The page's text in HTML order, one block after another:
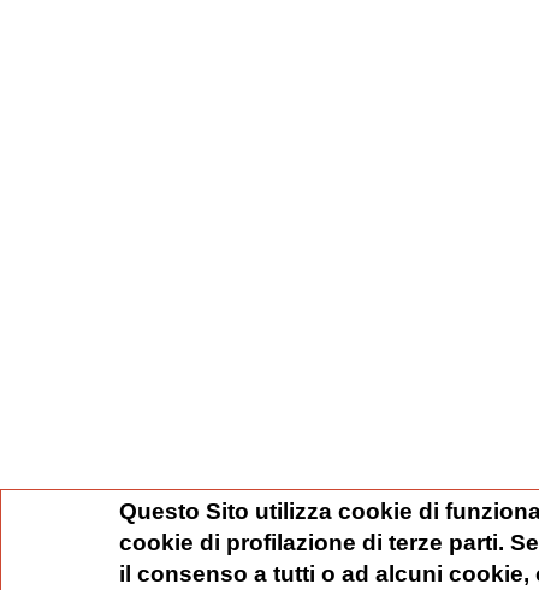
Questo Sito utilizza cookie di
cookie di profilazione di terze parti.
il consenso a tutti o ad alcuni